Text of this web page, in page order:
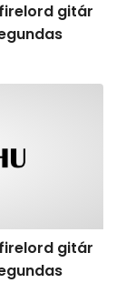
gitár
gitár